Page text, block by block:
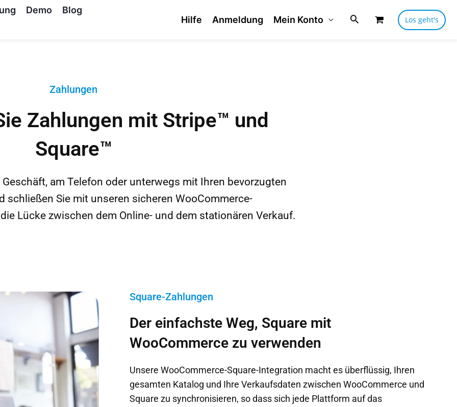
Demo
Blog
Hilfe Anmeldung Mein Konto Los geht's
Zahlungen
Zahlungen mit Stripe™ und
Square™
am Telefon oder unterwegs mit Ihren bevorzugten
schließen Sie mit unseren sicheren WooCommerce-
Lücke zwischen dem Online- und dem stationären Verkauf.
Square-Zahlungen
Der einfachste Weg, Square mit
WooCommerce zu verwenden
Unsere WooCommerce-Square-Integration macht es überflüssig, Ihren
gesamten Katalog und Ihre Verkaufsdaten zwischen WooCommerce und
Square zu synchronisieren, so dass sich jede Plattform auf das